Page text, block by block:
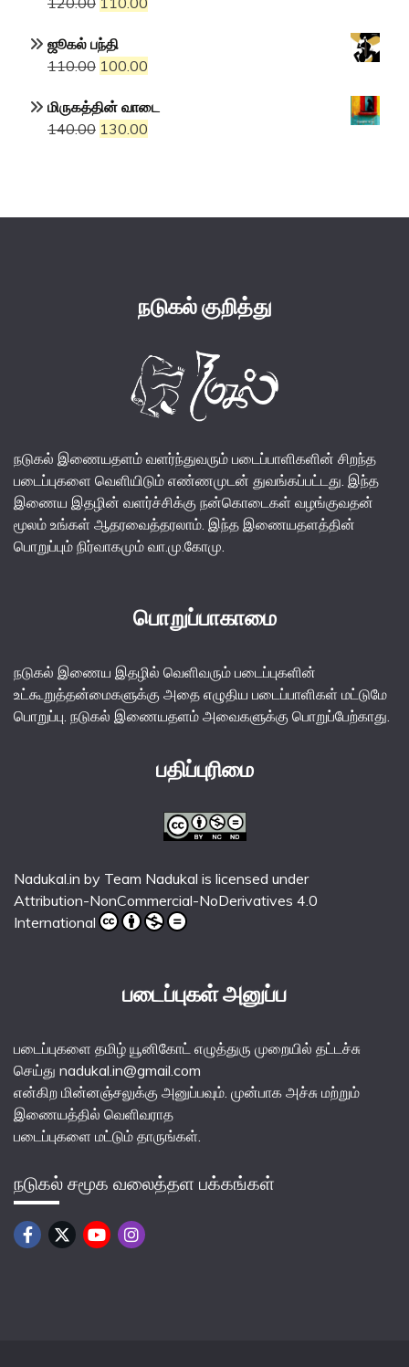
₹400.00.
was:
₹120.00.
ஜூகல் பந்தி
110.00 Original
was:
₹110.00.
100.00
is:
மிருகத்தின் வாடை
140.00 Original
130.00
நடுகல் குறித்து
நடுகல் இணையதளம் வளர்ந்துவரும் படைப்பாளிகளின் சிறந்த
படைப்புகளை வெளியிடும் எண்ணமுடன் துவங்கப்பட்டது. இந்த
இணைய இதழின் வளர்ச்சிக்கு நன்கொடைகள் வழங்குவதன்
மூலம் உங்கள் ஆதரவைத்தரலாம். இந்த இணையதளத்தின்
பொறுப்பும் நிர்வாகமும் வா.மு.கோமு.
பொறுப்பாகாமை
நடுகல் இணைய இதழில் வெளிவரும் படைப்புகளின்
உட்கூறுத்தன்மைகளுக்கு அதை எழுதிய படைப்பாளிகள் மட்டுமே
பொறுப்பு. நடுகல் இணையதளம் அவைகளுக்கு பொறுப்பேற்காது.
பதிப்புரிமை
Nadukal.in by Team Nadukal is licensed under
Attribution-NonCommercial-NoDerivatives 4.0
International
படைப்புகள் அனுப்ப
படைப்புகளை தமிழ் யூனிகோட் எழுத்துரு முறையில் தட்டச்சு
செய்து nadukal.in@gmail.com
என்கிற மின்னஞ்சலுக்கு அனுப்பவும். முன்பாக அச்சு மற்றும்
இணையத்தில் வெளிவராத
படைப்புகளை மட்டும் தாருங்கள்.
நடுகல் சமூக வலைத்தள பக்கங்கள்